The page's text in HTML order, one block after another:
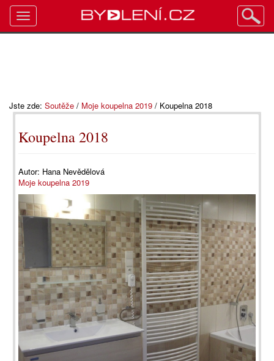
Jste zde: Soutěže / Moje koupelna 2019 / Koupelna 2018
Koupelna 2018
Autor: Hana Nevědělová
Moje koupelna 2019
Toggle
navigation